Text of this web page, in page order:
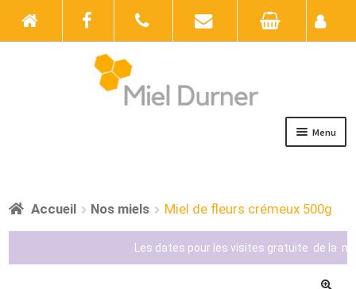
Menu
Boutique
Actualités
Accueil Nos miels Miel de fleurs crémeux 500g
Les dates pour les visites gratuite de la